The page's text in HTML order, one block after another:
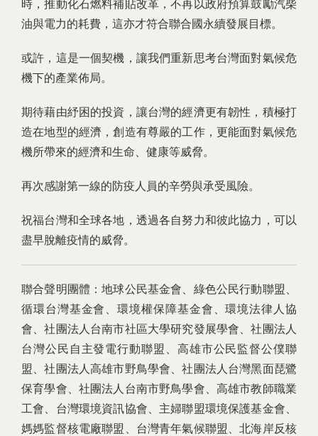
時，推動化石燃料補貼改革，不再以政府預算鼓勵汽柴
油與電力的耗費，這亦才符合聯合國永續發展目標。
或許，這是一個契機，讓我們重新思考台灣面對氣候危
機下的產業佈局。
期待藉由紓困的投資，讓台灣的經濟更有韌性，積極打
造在地型的經濟，創造有尊嚴的工作，更能面對氣候危
機所帶來的經濟和生命、健康等威脅。
再次感謝第一線的防疫人員的辛勞與承受風險。
祝福台灣和全球各地，透過各自努力和彼此協力，可以
盡早脫離疫情的威脅。
聯合聲明團體：地球公民基金會、綠色公民行動聯盟、
循環台灣基金會、環境權保障基金會、環境法律人協
會、社團法人台南市社區大學研究發展學會、社團法人
台灣公民自主發電行動聯盟、高雄市公民監督公僕聯
盟、社團法人高雄市野鳥學會、社團法人台灣黑面琵鷺
保育學會、社團法人台南市野鳥學會、高雄市教師職業
工會、台灣環境資訊協會、主婦聯盟環境保護基金會、
媽媽監督核電廠聯盟、台灣青年氣候聯盟、北海岸反核